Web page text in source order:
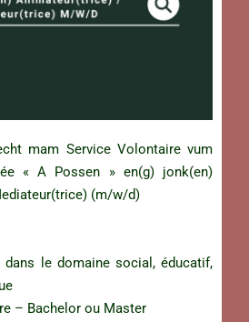
mam Service Volontaire vum
« A Possen » en(g) jonk(en)
(m/w/d)
le domaine social, éducatif,
– Bachelor ou Master